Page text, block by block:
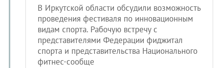
В Иркутской области обсудили возможность
проведения фестиваля по инновационным
видам спорта. Рабочую встречу с
представителями Федерации фиджитал
спорта и представительства Национального
фитнес-сообще